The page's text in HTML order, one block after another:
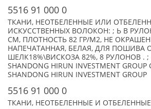
5516 91 000 0
ТКАНИ, НЕОТБЕЛЕННЫЕ ИЛИ
ИСКУССТВЕННЫХ ВОЛОКОН: ; Ь В
СМ, ПЛОТНОСТЬ 82 ГР/М2, НЕ
НАПЕЧАТАННАЯ, БЕЛАЯ, ДЛЯ ПОШИВА
ШЕЛК18%\ВИСКОЗА 82%, 8 РУЛОНОВ .
SHANDONG HIRUN INVESTMENT GROUP
SHANDONG HIRUN INVESTMENT GROUP
5516 91 000 0
ТКАНИ, НЕОТБЕЛЕННЫЕ И